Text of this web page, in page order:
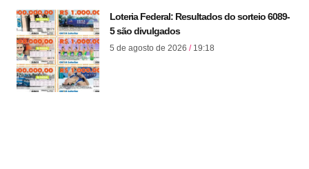
Loteria Federal: Resultados do sorteio 6089-
5 são divulgados
5 de agosto de 2026 19:18